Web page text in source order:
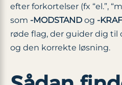
efter forkortelser (fx “el.”,
som -MODSTAND og -
røde flag, der guider dig
og den korrekte løsning.